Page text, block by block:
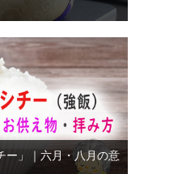
ー」｜六月・八月の意